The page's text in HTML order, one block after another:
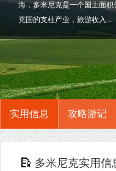
海，多米尼克是一个国土面
克国的支柱产业，旅游收入...
实用信息 攻略游记
多米尼克实用信